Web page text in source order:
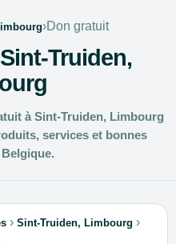
›Don gratuit
Truiden,
à Sint-Truiden, Limbourg
services et bonnes
› Sint-Truiden, Limbourg ›